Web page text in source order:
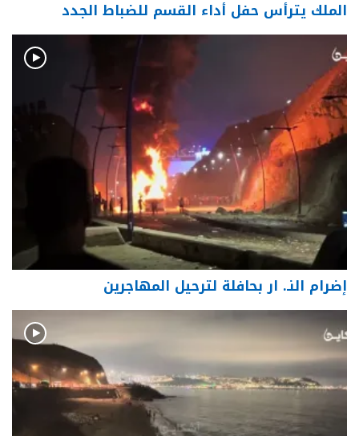
الملك يترأس حفل أداء القسم للضباط الجدد
إضرام النـ. ار بحافلة لترحيل المهاجرين